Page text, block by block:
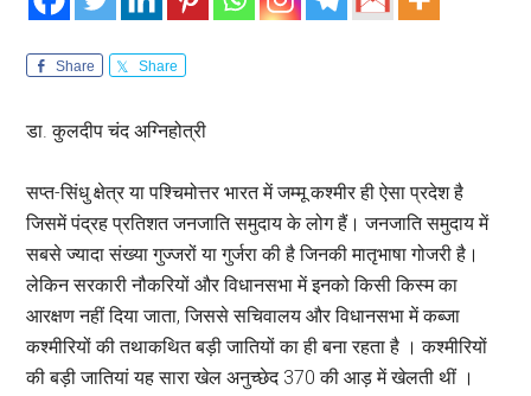
Share Share
डा. कुलदीप चंद अग्निहोत्री
सप्त-सिंधु क्षेत्र या पश्चिमोत्तर भारत में जम्मू कश्मीर ही ऐसा प्रदेश है
जिसमें पंद्रह प्रतिशत जनजाति समुदाय के लोग हैं। जनजाति समुदाय में
सबसे ज्यादा संख्या गुज्जरों या गुर्जरा की है जिनकी मातृभाषा गोजरी है।
लेकिन सरकारी नौकरियों और विधानसभा में इनको किसी किस्म का
आरक्षण नहीं दिया जाता, जिससे सचिवालय और विधानसभा में कब्जा
कश्मीरियों की तथाकथित बड़ी जातियों का ही बना रहता है । कश्मीरियों
की बड़ी जातियां यह सारा खेल अनुच्छेद 370 की आड़ में खेलती थीं ।